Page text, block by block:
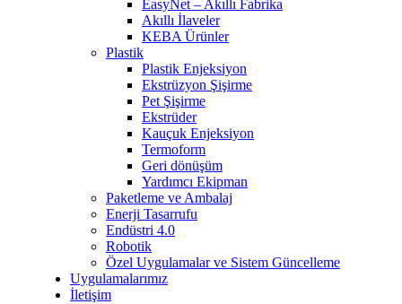
EasyNet – Akıllı Fabrika
Akıllı İlaveler
KEBA Ürünler
Plastik
Plastik Enjeksiyon
Ekstrüzyon Şişirme
Pet Şişirme
Ekstrüder
Kauçuk Enjeksiyon
Termoform
Geri dönüşüm
Yardımcı Ekipman
Paketleme ve Ambalaj
Enerji Tasarrufu
Endüstri 4.0
Robotik
Özel Uygulamalar ve Sistem Güncelleme
Uygulamalarımız
İletişim